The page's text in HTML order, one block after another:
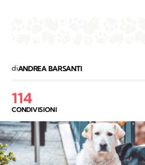
diANDREA BARSANTI
114
CONDIVISIONI